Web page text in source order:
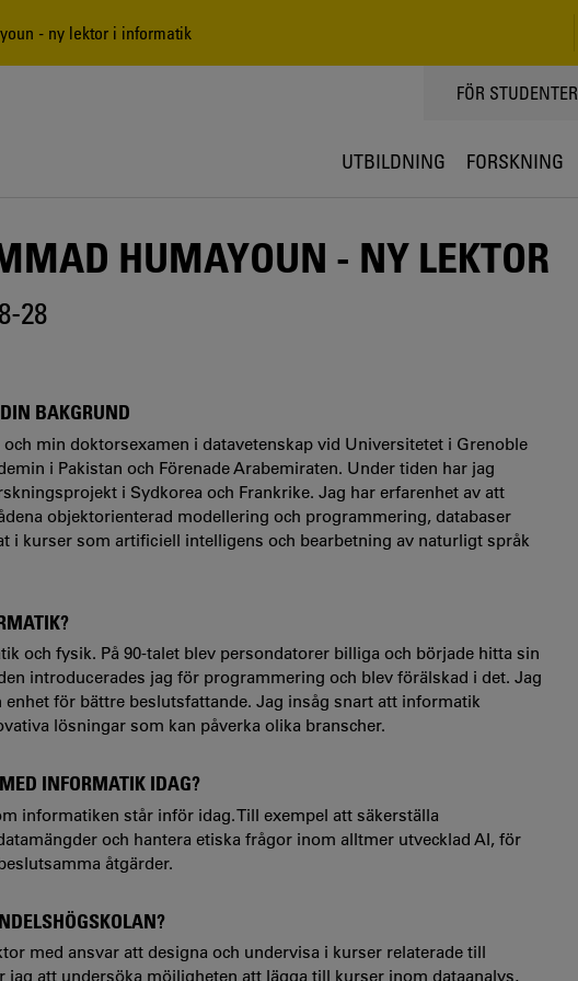
- ny lektor i informatik
TOPPMENY
FÖR STUDENTER
UTBILDNING FORSKNING
HUMAYOUN - NY LEKTOR
28
BAKGRUND
min doktorsexamen i datavetenskap vid Universitetet i Grenoble
i Pakistan och Förenade Arabemiraten. Under tiden har jag
i Sydkorea och Frankrike. Jag har erfarenhet av att
objektorienterad modellering och programmering, databaser
i kurser som artificiell intelligens och bearbetning av naturligt språk
och fysik. På 90-talet blev persondatorer billiga och började hitta sin
introducerades jag för programmering och blev förälskad i det. Jag
för bättre beslutsfattande. Jag insåg snart att informatik
lösningar som kan påverka olika branscher.
INFORMATIK IDAG?
informatiken står inför idag. Till exempel att säkerställa
och hantera etiska frågor inom alltmer utvecklad AI, för
åtgärder.
med ansvar att designa och undervisa i kurser relaterade till
jag att undersöka möjligheten att lägga till kurser inom dataanalys,